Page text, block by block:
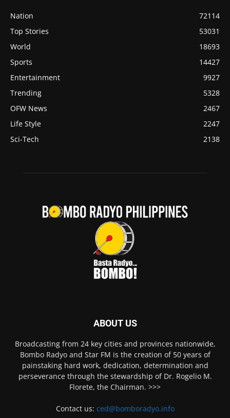
Nation
72114
Top Stories
53031
World
18693
Sports
14427
Entertainment
9927
Trending
5328
OFW News
2467
Life Style
2247
Sci-Tech
2138
ABOUT US
Broadcasting from 24 key cities and provinces nationwide,
Bombo Radyo and Star FM is the creation of 50 years of
painstaking hard work, dedication, determination and
perseverance through the stewardship of Dr. Rogelio M.
Florete, the Chairman. >>>
Contact us: ced@bomboradyo.info